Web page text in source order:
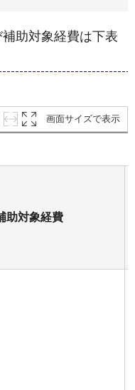
助対象経費は下表
画面サイズで表示
助対象経費